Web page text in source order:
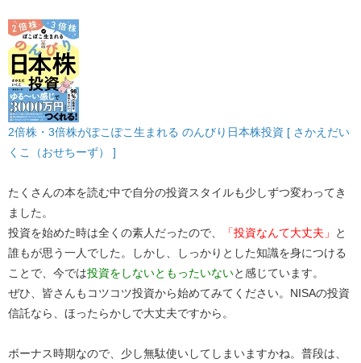
2倍株・3倍株がぽこぽこ生まれる のんびり日本株投資 [ さかえだい
くこ（おせちーず） ]
たくさんの本を読む中で自分の投資スタイルも少しずつ変わってき
ました。
投資を始めた時は全くの素人だったので、
「投資なんて大丈夫」
と
誰もが思う一人でした。しかし、しっかりとした知識を身につける
ことで、今では投資をしないともったいないと感じています。
ぜひ、皆さんもコツコツ投資から始めてみてください。NISAの投資
信託なら、ほったらかしで大丈夫ですから。
ボーナス時期なので、少し無駄使いしてしまいますかね。普段は、